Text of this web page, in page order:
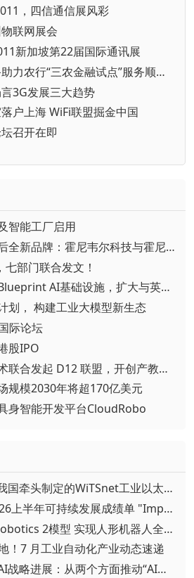
，四信通信展风彩
联网展会
新加坡第22届国际通讯展
▪ 四信无线数传设备助力农行“三农金融试点”服务顺利开通
3G发展三大趋势
户上海 WiFi联盟掘金中国
召开在即
智能工厂启用
▪ 霍尼韦尔发布分拆后全新品牌：霍尼韦尔科技与霍尼韦尔航空航天
七部门联合发文！
▪ ABB通过集成DSX Blueprint AI基础设施，扩大与英伟达的合作
划， 构建工业大模型新生态
际论坛
股IPO
▪ 重磅官宣！汇川技术联合发起 D12 联盟，开创产教融合新范式
规模2030年将超170亿美元
身智能开发平台CloudRobo
▪ 性能提升5至10倍 我国牵头制定的WiTSnet工业以太网国际标准正式发布
▪ 施耐德电气发布2026上半年可持续发展成绩单 "Impact 2030"路线图开局稳健
▪ 谷歌发布Gemini Robotics 2模型 实现人形机器人全身智能控制突破
！7 月工业自动化产业动态速递
▪ 汇川技术首次披露AI战略进展：从两个方面推动“AI业务化”落地